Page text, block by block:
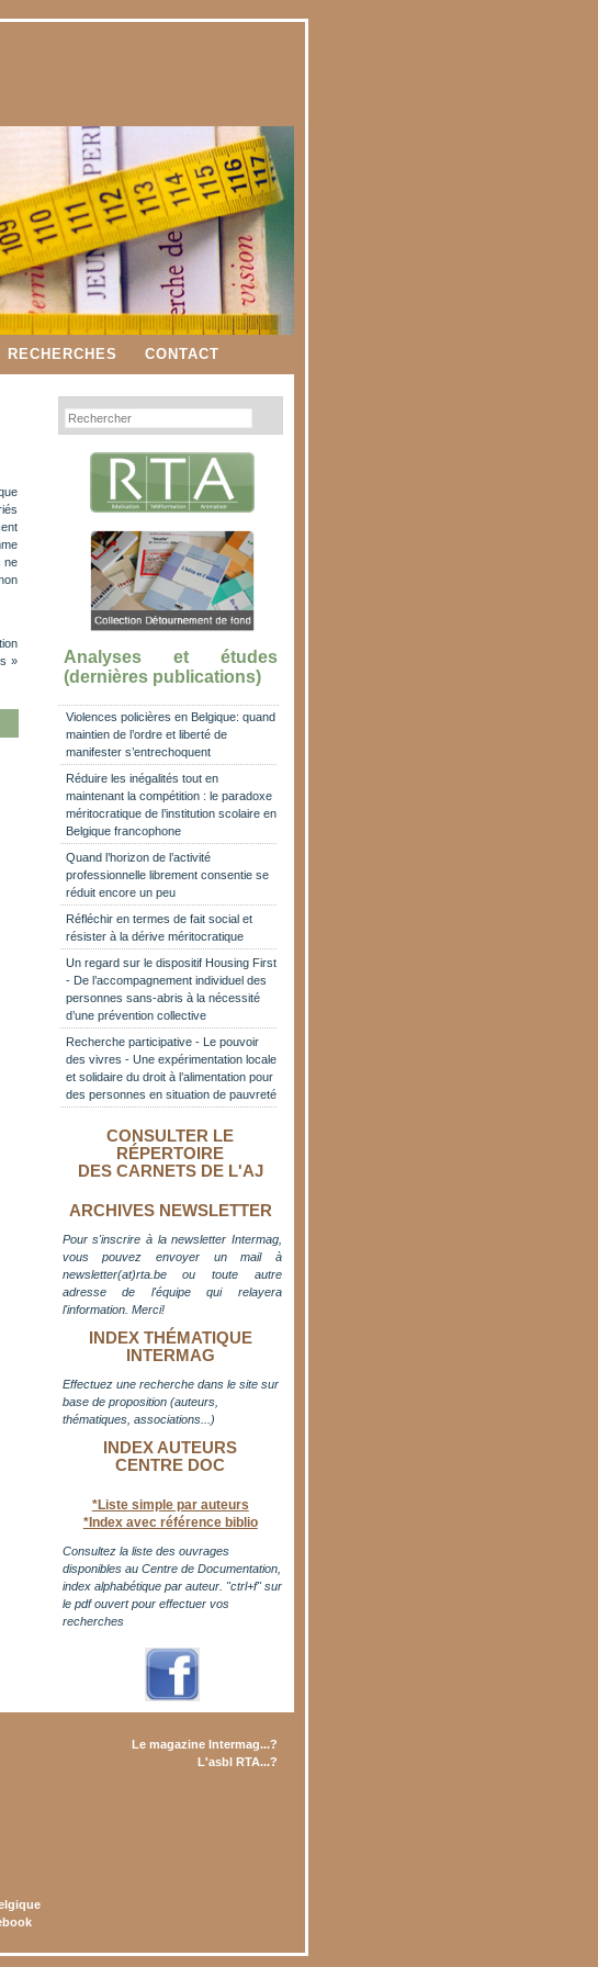
RECHERCHES CONTACT
Analyses et études
(dernières publications)
Violences policières en Belgique: quand
maintien de l’ordre et liberté de
manifester s’entrechoquent
Réduire les inégalités tout en
maintenant la compétition : le paradoxe
méritocratique de l’institution scolaire en
Belgique francophone
Quand l’horizon de l’activité
professionnelle librement consentie se
réduit encore un peu
Réfléchir en termes de fait social et
résister à la dérive méritocratique
Un regard sur le dispositif Housing First
- De l’accompagnement individuel des
personnes sans-abris à la nécessité
d’une prévention collective
Recherche participative - Le pouvoir
des vivres - Une expérimentation locale
et solidaire du droit à l’alimentation pour
des personnes en situation de pauvreté
CONSULTER LE
RÉPERTOIRE
DES CARNETS DE L'AJ
ARCHIVES NEWSLETTER
Pour s'inscrire à la newsletter Intermag,
vous pouvez envoyer un mail à
newsletter(at)rta.beou toute autre
adresse de l'équipe qui relayera
l'information. Merci!
INDEX THÉMATIQUE
INTERMAG
Effectuez une recherche dans le site sur
base de proposition (auteurs,
thématiques, associations...)
INDEX AUTEURS
CENTRE DOC
*Liste simple par auteurs
*Index avec référence biblio
Consultez la liste des ouvrages
disponibles au Centre de Documentation,
index alphabétique par auteur. "ctrl+f" sur
le pdf ouvert pour effectuer vos
recherches
ne
»
Le magazine Intermag...?
L'asbl RTA...?